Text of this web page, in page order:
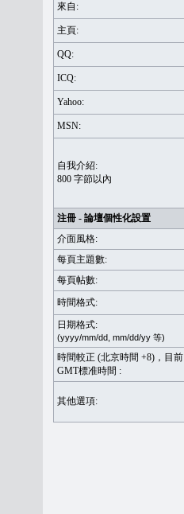
來自:
主頁:
QQ:
ICQ:
Yahoo:
MSN:
自我介紹:
800 字節以內
注冊 - 論壇個性化設置
介面風格:
每頁主題數:
每頁帖數:
時間格式:
日期格式:
(yyyy/mm/dd, mm/dd/yy 等)
時間較正 (北京時間 +8)，目前
GMT標准時間 :
其他選項: